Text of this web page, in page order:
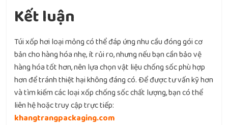
Kết luận
Túi xốp hơi loại mỏng có thể đáp ứng nhu cầu đóng gói cơ
bản cho hàng hóa nhẹ, ít rủi ro, nhưng nếu bạn cần bảo vệ
hàng hóa tốt hơn, nên lựa chọn vật liệu chống sốc phù hợp
hơn để tránh thiệt hại không đáng có. Để được tư vấn kỹ hơn
và tìm kiếm các loại xốp chống sốc chất lượng, bạn có thể
liên hệ hoặc truy cập trực tiếp:
khangtrangpackaging.com